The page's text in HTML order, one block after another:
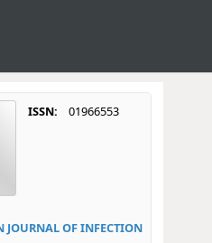
ISSN: 01966553
JOURNAL OF INFECTION